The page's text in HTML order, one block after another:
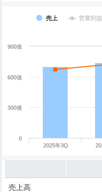
売上 営業利益
2025年3Q
0
300億
600億
900億
売上高